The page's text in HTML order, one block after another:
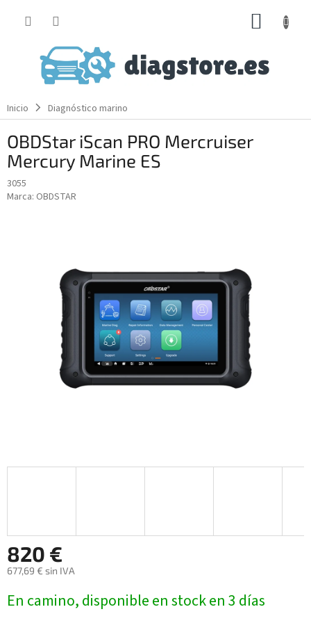
CESTA
Inicio Diagnóstico marino
OBDStar iScan PRO Mercruiser
Mercury Marine ES
3055
Marca: OBDSTAR
820 €
677,69 € sin IVA
de
En camino, disponible en stock en 3 días